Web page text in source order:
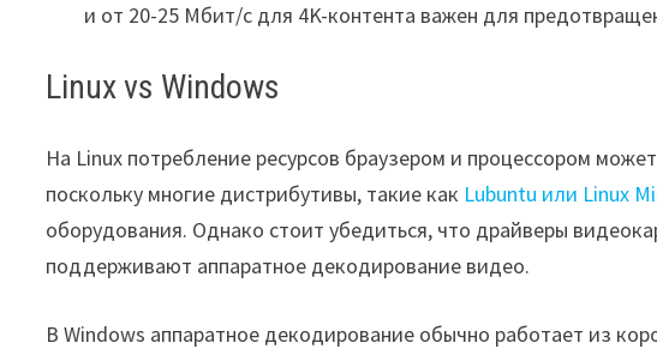
и от 20-25 Мбит/с для 4K-контента важен для
Linux vs Windows
На Linux потребление ресурсов браузером и процессором
поскольку многие дистрибутивы, такие как Lubuntu или Linux
оборудования. Однако стоит убедиться, что драйверы
поддерживают аппаратное декодирование видео.
В Windows аппаратное декодирование обычно работает из